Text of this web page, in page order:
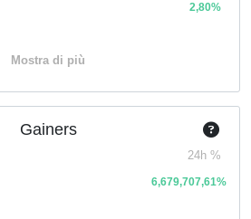
2,80%
Mostra di più
Gainers
24h %
6,679,707,61%